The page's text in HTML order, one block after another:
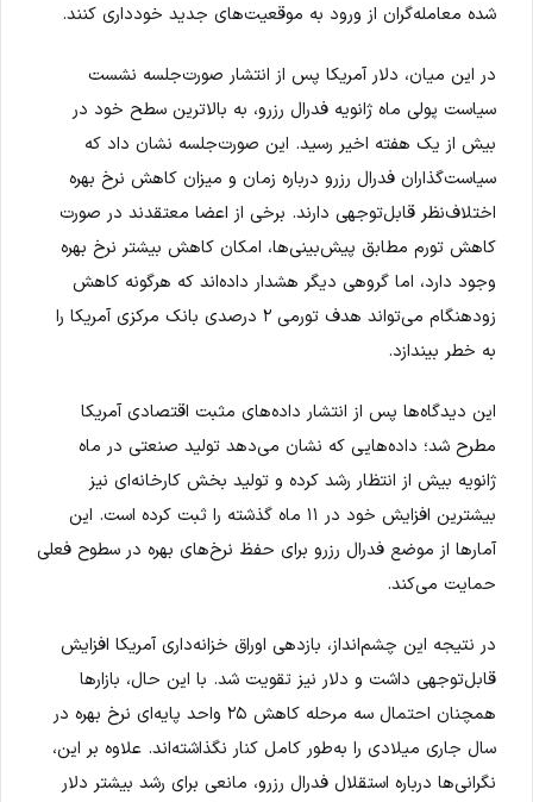
شده معامله‌گران از ورود به موقعیت‌های جدید خودداری کنند.
در این میان، دلار آمریکا پس از انتشار صورت‌جلسه نشست
سیاست پولی ماه ژانویه فدرال رزرو، به بالاترین سطح خود در
بیش از یک هفته اخیر رسید. این صورت‌جلسه نشان داد که
سیاست‌گذاران فدرال رزرو درباره زمان و میزان کاهش نرخ بهره
اختلاف‌نظر قابل‌توجهی دارند. برخی از اعضا معتقدند در صورت
کاهش تورم مطابق پیش‌بینی‌ها، امکان کاهش بیشتر نرخ بهره
وجود دارد، اما گروهی دیگر هشدار داده‌اند که هرگونه کاهش
زودهنگام می‌تواند هدف تورمی ۲ درصدی بانک مرکزی آمریکا را
به خطر بیندازد.
این دیدگاه‌ها پس از انتشار داده‌های مثبت اقتصادی آمریکا
مطرح شد؛ داده‌هایی که نشان می‌دهد تولید صنعتی در ماه
ژانویه بیش از انتظار رشد کرده و تولید بخش کارخانه‌ای نیز
بیشترین افزایش خود در ۱۱ ماه گذشته را ثبت کرده است. این
آمارها از موضع فدرال رزرو برای حفظ نرخ‌های بهره در سطوح فعلی
حمایت می‌کند.
در نتیجه این چشم‌انداز، بازدهی اوراق خزانه‌داری آمریکا افزایش
قابل‌توجهی داشت و دلار نیز تقویت شد. با این حال، بازارها
همچنان احتمال سه مرحله کاهش ۲۵ واحد پایه‌ای نرخ بهره در
سال جاری میلادی را به‌طور کامل کنار نگذاشته‌اند. علاوه بر این،
نگرانی‌ها درباره استقلال فدرال رزرو، مانعی برای رشد بیشتر دلار